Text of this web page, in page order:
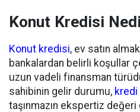
Konut Kredisi
Konut kredisi, ev satın
bankalardan belirli koşullar
uzun vadeli finansman
sahibinin gelir durumu, kredi
taşınmazın ekspertiz